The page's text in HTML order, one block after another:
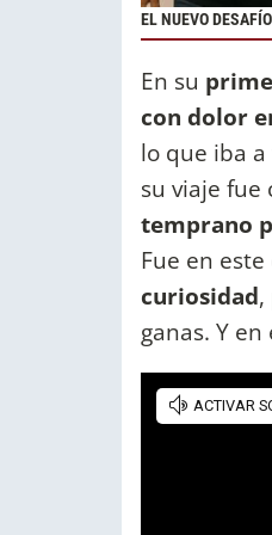
EL NUEVO
En su
con dolor
lo que iba
su viaje fue
temprano
Fue en
curiosidad
ganas. Y